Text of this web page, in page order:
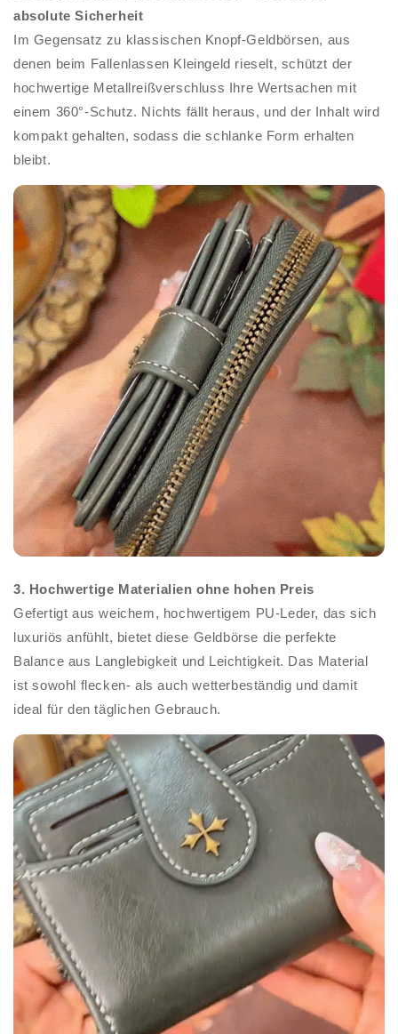
absolute Sicherheit
Im Gegensatz zu klassischen Knopf-Geldbörsen, aus
denen beim Fallenlassen Kleingeld rieselt, schützt der
hochwertige Metallreißverschluss Ihre Wertsachen mit
einem 360°-Schutz. Nichts fällt heraus, und der Inhalt wird
kompakt gehalten, sodass die schlanke Form erhalten
bleibt.
3. Hochwertige Materialien ohne hohen Preis
Gefertigt aus weichem, hochwertigem PU-Leder, das sich
luxuriös anfühlt, bietet diese Geldbörse die perfekte
Balance aus Langlebigkeit und Leichtigkeit. Das Material
ist sowohl flecken- als auch wetterbeständig und damit
ideal für den täglichen Gebrauch.